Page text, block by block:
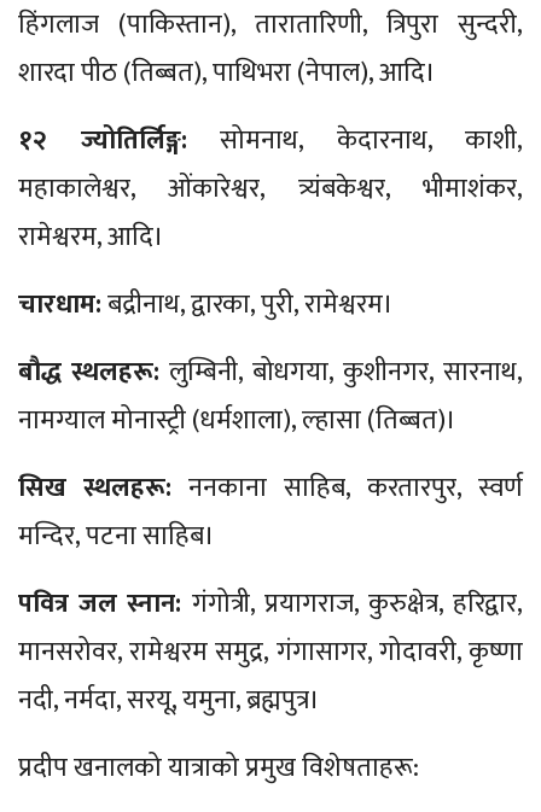
हिंगलाज (पाकिस्तान), तारातारिणी, त्रिपुरा सुन्दरी,
शारदा पीठ (तिब्बत), पाथिभरा (नेपाल), आदि।
१२ ज्योतिर्लिङ्ग: सोमनाथ, केदारनाथ, काशी,
महाकालेश्वर, ओंकारेश्वर, त्र्यंबकेश्वर, भीमाशंकर,
रामेश्वरम, आदि।
चारधाम:बद्रीनाथ, द्वारका, पुरी, रामेश्वरम।
बौद्ध स्थलहरू: लुम्बिनी, बोधगया, कुशीनगर, सारनाथ,
नामग्याल मोनास्ट्री (धर्मशाला), ल्हासा (तिब्बत)।
सिख स्थलहरू: ननकाना साहिब, करतारपुर, स्वर्ण
मन्दिर, पटना साहिब।
पवित्र जल स्नान: गंगोत्री, प्रयागराज, कुरुक्षेत्र, हरिद्वार,
मानसरोवर, रामेश्वरम समुद्र, गंगासागर, गोदावरी, कृष्णा
नदी, नर्मदा, सरयू, यमुना, ब्रह्मपुत्र।
प्रदीप खनालको यात्राको प्रमुख विशेषताहरू: